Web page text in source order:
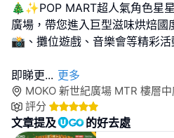
🎄✨POP MART超人氣角色星
廣場，帶您進入巨型滋味烘焙國
📸、攤位遊戲、音樂會等精彩
即睇更... 更多
MOKO 新世紀廣場 MTR 樓層
評分
文章提及 的好去處